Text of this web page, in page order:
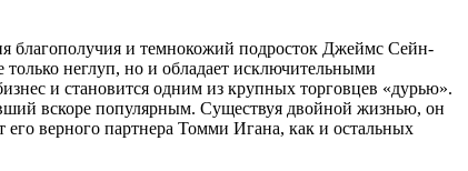
благополучия и темнокожий подросток Джеймс Сейн-
неглуп, но и обладает исключительными
и становится одним из крупных торговцев «дурью».
вскоре популярным. Существуя двойной жизнью, он
его верного партнера Томми Игана, как и остальных